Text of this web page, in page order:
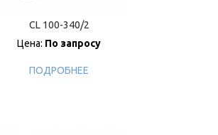
CL 100-340/2
Цена: По запросу
ПОДРОБНЕЕ